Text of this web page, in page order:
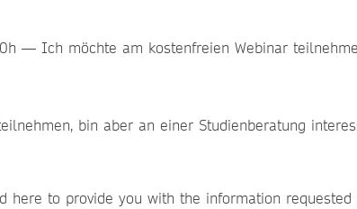
— Ich möchte am kostenfreien Webinar
here to provide you with the information